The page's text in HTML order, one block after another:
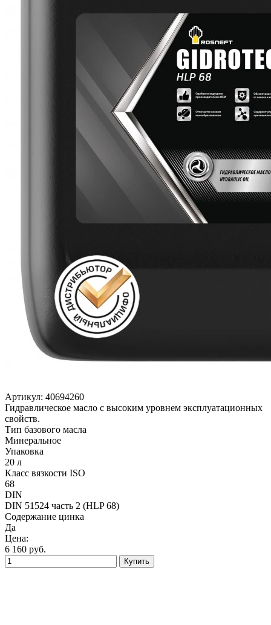
Артикул: 40694260
Гидравлическое масло c высоким уровнем эксплуатационных
свойств.
Тип базового масла
Минеральное
Упаковка
20 л
Класс вязкости ISO
68
DIN
DIN 51524 часть 2 (HLP 68)
Содержание цинка
Да
Цена:
6 160 руб.
Купить